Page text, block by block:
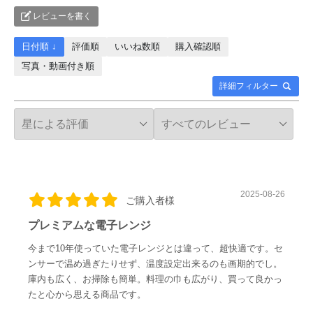
レビューを書く
詳細フィルター
日付順 ↓ 評価順 いいね数順
購入確認順
写真・動画付き順
ご購入者様
2025-08-26
プレミアムな電子レンジ
今まで10年使っていた電子レンジとは違って、超快適です。セ
ンサーで温め過ぎたりせず、温度設定出来るのも画期的でし。
庫内も広く、お掃除も簡単。料理の巾も広がり、買って良かっ
たと心から思える商品です。